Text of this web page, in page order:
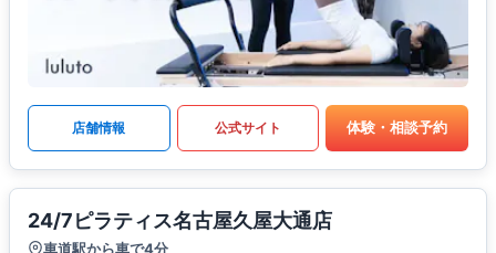
店舗情報 公式サイト 体験・相談予約
24/7ピラティス名古屋久屋大通店
車道駅から車で4分